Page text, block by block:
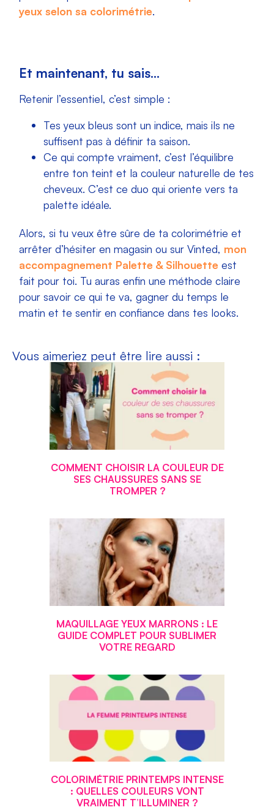
yeux selon sa colorimétrie.
Et maintenant, tu sais…
Retenir l’essentiel, c’est simple :
Tes yeux bleus sont un indice, mais ils ne
suffisent pas à définir ta saison.
Ce qui compte vraiment, c’est l’équilibre
entre ton teint et la couleur naturelle de tes
cheveux. C’est ce duo qui oriente vers ta
palette idéale.
Alors, si tu veux être sûre de ta colorimétrie et
arrêter d’hésiter en magasin ou sur Vinted, mon
accompagnement Palette & Silhouette est
fait pour toi. Tu auras enfin une méthode claire
pour savoir ce qui te va, gagner du temps le
matin et te sentir en confiance dans tes looks.
Vous aimeriez peut être lire aussi :
COMMENT CHOISIR LA COULEUR DE
SES CHAUSSURES SANS SE
TROMPER ?
MAQUILLAGE YEUX MARRONS : LE
GUIDE COMPLET POUR SUBLIMER
VOTRE REGARD
COLORIMÉTRIE PRINTEMPS INTENSE
: QUELLES COULEURS VONT
VRAIMENT T’ILLUMINER ?